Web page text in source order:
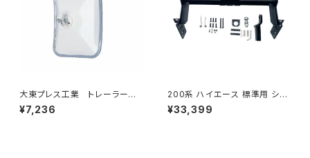
大東プレス工業 トレーラーミ
ラー UD L013 NS角型
左 DI-58
¥7,236
200系 ハイエース 標準用 シャ
ックル 付き ヒッチ メンバー ボ
ールマウント ヒッチマウント トレ
¥33,399